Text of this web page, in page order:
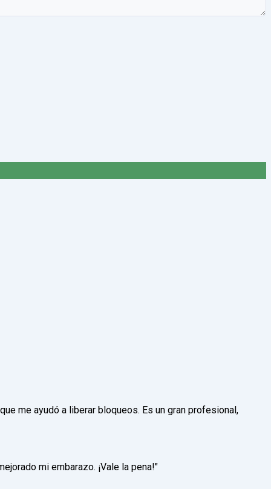
me ayudó a liberar bloqueos. Es un gran profesional,
mi embarazo. ¡Vale la pena!"